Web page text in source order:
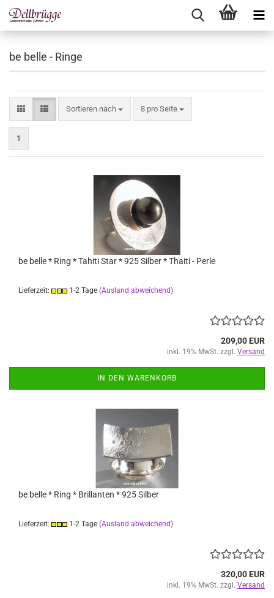
be belle - Ringe
Sortieren nach
Sortieren nach 8 pro Seite
pro Seite
1
be belle * Ring * Tahiti Star * 925 Silber * Thaiti - Perle
Lieferzeit: 1-2 Tage (Ausland abweichend)
209,00 EUR
inkl. 19% MwSt. zzgl. Versand
IN DEN WARENKORB
be belle * Ring * Brillanten * 925 Silber
Lieferzeit: 1-2 Tage (Ausland abweichend)
320,00 EUR
inkl. 19% MwSt. zzgl. Versand